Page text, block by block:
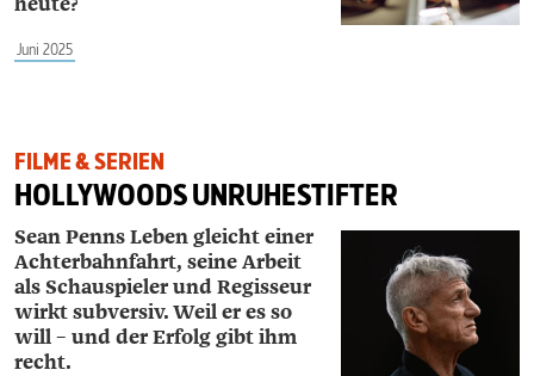
Juni 2025
FILME & SERIEN
HOLLYWOODS UNRUHESTIFTER
Sean Penns Leben gleicht einer
Achterbahnfahrt, seine Arbeit
als Schauspieler und Regisseur
wirkt subversiv. Weil er es so
will – und der Erfolg gibt ihm
recht.